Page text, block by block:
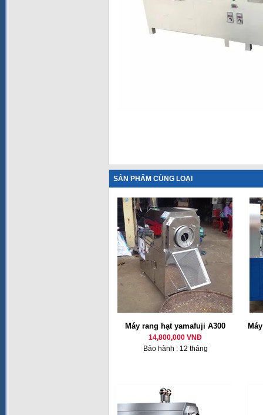
SẢN PHẨM CÙNG LOẠI
Máy rang hạt yamafuji A300
14,800,000 VNĐ
Bảo hành : 12 tháng